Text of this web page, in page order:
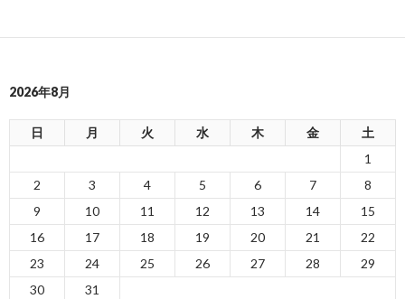
2026年8月
日 月 火 水 木 金 土
1
2
3 4 5 6 7
8
9
10 11 12 13 14
15
16
17 18 19 20 21
22
23
24 25 26 27 28
29
30
31